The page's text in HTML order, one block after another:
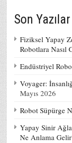
Son Yazılar
Fiziksel Yapay
Robotlara Nasıl
Endüstriyel
Voyager:
Mayıs 2026
Robot Süpürge
Yapay Sinir
Ne Anlama